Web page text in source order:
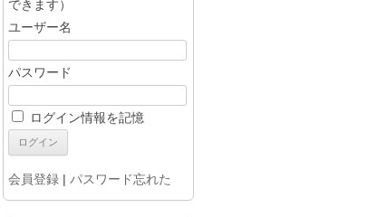
できます）
ユーザー名
パスワード
ログイン情報を記憶
会員登録| パスワード忘れた